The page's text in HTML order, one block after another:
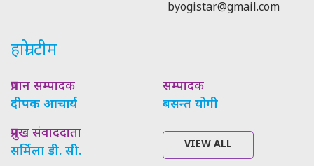
byogistar@gmail.com
हाम्रो टीम
प्रधान सम्पादक
दीपक आचार्य
सम्पादक
बसन्त योगी
प्रमुख संवाददाता
सर्मिला डी. सी.
VIEW ALL